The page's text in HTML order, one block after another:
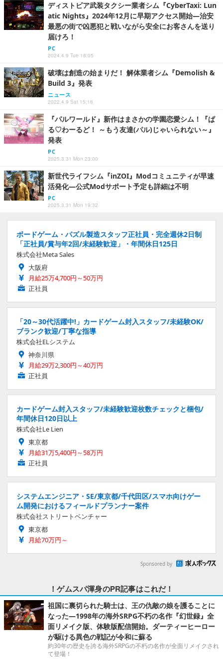
ディストピア武装タクシー業者シム『CyberTaxi: Lun
atic Nights』2024年12月に早期アクセス開始―治安
最悪の街で凶悪犯と戦いながら安全にお客さんを送り
届けろ！
PC
2024.4.9 Tue 18:05
破壊は創造の始まりだ！ 解体業者シム『Demolish &
Build 3』発表
ニュース
2022.4.9 Sat 15:16
『パルワールド』新作はまさかの学園恋愛シム！『ぱ
る♡わーるど！ ～もう友達(パル)じゃいられない～』
発表
PC
2025.3.31 Mon 23:00
新世代ライフシム『inZOI』Modコミュニティが早速
活発化―公式Modサポート予定も詳細は不明
PC
2025.3.31 Mon 19:32
ボードゲーム・パズル製造スタッフ正社員・完全週休2日制
「正社員/賞与年2回/未経験歓迎」・年間休日125日
株式会社Meta Sales
大阪府
月給25万4,700円～50万円
正社員
「20～30代活躍中!」カードゲーム封入スタッフ/未経験OK/
ブランク歓迎/丁寧な指導
株式会社ELシステム
神奈川県
月給29万2,300円～40万円
正社員
カードゲーム封入スタッフ/未経験歓迎枚数チェックと梱包/
年間休日120日以上
株式会社Le Lien
東京都
月給31万5,400円～58万円
正社員
システムエンジニア・SE/東京都/千代田区/スマホ向けゲー
ム開発におけるフィールドプランナー案件
株式会社ストリートベンチャー
東京都
月給70万円～
Sponsored by
！ゲムスパ渾身のPR記事はこれだ！
祖国に裏切られた騎士は、王の仇敵の娘を護ることに
なった―1998年の海外SRPG不朽の名作『幻世録』全
面リメイク版、体験版配信開始。ダーティーヒーロー
が駆ける異色の戦記が令和に蘇る
約30年の歴史を誇る海外SRPGの不朽の名作が全面リメイクされ
て登場！